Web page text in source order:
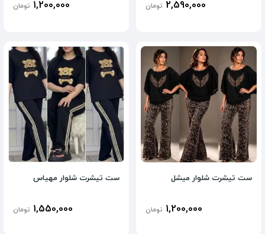
2,590,000 تومان 1,200,000 تومان
ست تیشرت شلوار میشل
1,200,000 تومان
ست تیشرت شلوار مهیاس
1,550,000 تومان